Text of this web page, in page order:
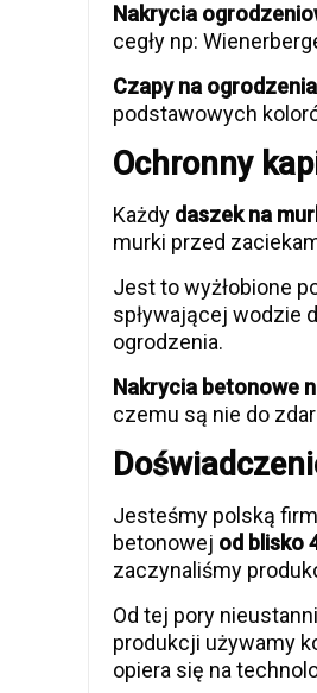
Nakrycia
cegły np:
Czapy na ogrodzenia
podstawowych
Ochronny
Każdy daszek na
murki przed
Jest to wyżłobione
spływającej wodzie
ogrodzenia.
Nakrycia betonowe
czemu są nie do
Jesteśmy polską
betonowej od blisko
zaczynaliśmy
Od tej pory
produkcji używamy
opiera się na